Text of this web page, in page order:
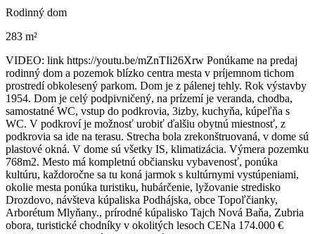
Rodinný dom
283 m²
VIDEO: link https://youtu.be/mZnTIi26Xrw Ponúkame na predaj
rodinný dom a pozemok blízko centra mesta v príjemnom tichom
prostredí obkolesený parkom. Dom je z pálenej tehly. Rok výstavby
1954. Dom je celý podpivničený, na prízemí je veranda, chodba,
samostatné WC, vstup do podkrovia, 3izby, kuchyňa, kúpeľňa s
WC. V podkroví je možnosť urobiť ďalšiu obytnú miestnosť, z
podkrovia sa ide na terasu. Strecha bola zrekonštruovaná, v dome sú
plastové okná. V dome sú všetky IS, klimatizácia. Výmera pozemku
768m2. Mesto má kompletnú občiansku vybavenosť, ponúka
kultúru, každoročne sa tu koná jarmok s kultúrnymi vystúpeniami,
okolie mesta ponúka turistiku, hubárčenie, lyžovanie stredisko
Drozdovo, návšteva kúpaliska Podhájska, obce Topoľčianky,
Arborétum Mlyňany., prírodné kúpalisko Tajch Nová Baňa, Zubria
obora, turistické chodníky v okolitých lesoch CENa 174.000 €